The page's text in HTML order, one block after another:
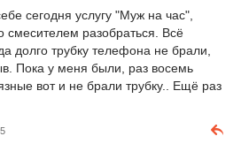
сегодня услугу "Муж на час",
смесителем разобраться. Всё
долго трубку телефона не брали,
Пока у меня были, раз восемь
вот и не брали трубку.. Ещё раз